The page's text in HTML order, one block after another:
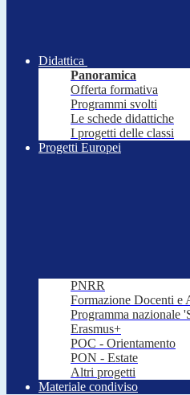
Didattica
Panoramica
Offerta formativa
Programmi svolti
Le schede didattiche
I progetti delle classi
Progetti Europei
PNRR
Formazione Docenti e
Programma nazionale
Erasmus+
POC - Orientamento
PON - Estate
Altri progetti
Materiale condiviso